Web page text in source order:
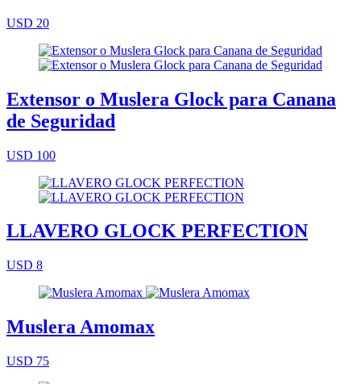
USD 20
Extensor o Muslera Glock para Canana
de Seguridad
USD 100
LLAVERO GLOCK PERFECTION
USD 8
Muslera Amomax
USD 75